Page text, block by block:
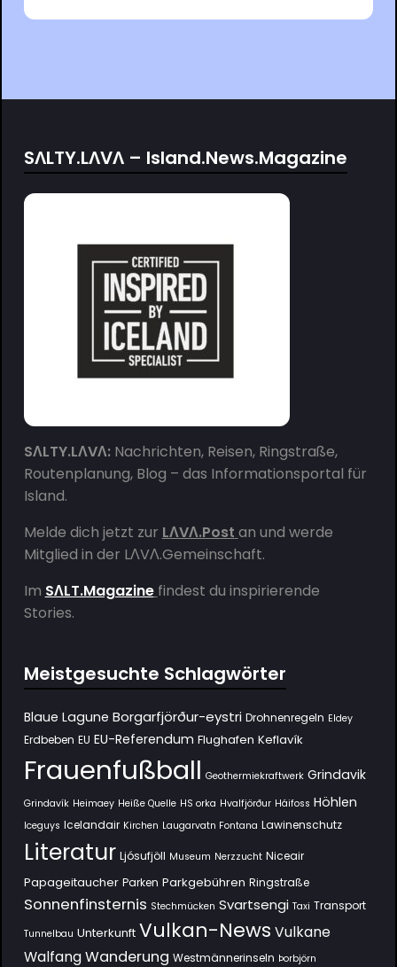
SΛLTY.LΛVΛ – Island.News.Magazine
SΛLTY.LΛVΛ:Nachrichten, Reisen, Ringstraße,
Routenplanung, Blog – das Informationsportal für
Island.
Melde dich jetzt zur LΛVΛ.Post an und werde
Mitglied in der LΛVΛ.Gemeinschaft.
Im SΛLT.Magazine findest du inspirierende
Stories.
Meistgesuchte Schlagwörter
Blaue Lagune Borgarfjörður-eystri Drohnenregeln Eldey
Erdbeben EU EU-Referendum Flughafen Keflavík
Frauenfußball Geothermiekraftwerk Grindavik
Grindavík Heimaey Heiße Quelle HS orka Hvalfjörður Háifoss Höhlen
Iceguys Icelandair Kirchen Laugarvatn Fontana Lawinenschutz
Literatur Ljósufjöll Museum Nerzzucht Niceair
Papageitaucher Parken Parkgebühren Ringstraße
Sonnenfinsternis Stechmücken Svartsengi Taxi Transport
Tunnelbau Unterkunft Vulkan-News Vulkane
Walfang Wanderung Westmännerinseln Þorbjörn